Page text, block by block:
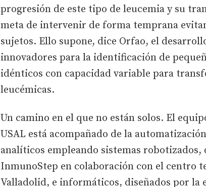
progresión de este tipo de leucemia y su
meta de intervenir de forma temprana
sujetos. Ello supone, dice Orfao, el
innovadores para la identificación de
idénticos con capacidad variable para
leucémicas.
Un camino en el que no están solos. El
USAL está acompañado de la
analíticos empleando sistemas robotizados,
InmunoStep en colaboración con el centro
Valladolid, e informáticos, diseñados por la